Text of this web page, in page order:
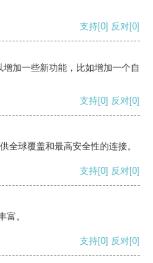
支持[0] 反对[0]
加一些新功能，比如增加一个自
支持[0] 反对[0]
全球覆盖和最高安全性的连接。
支持[0] 反对[0]
富。
支持[0] 反对[0]